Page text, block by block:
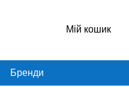
Мій кошик
Бренди